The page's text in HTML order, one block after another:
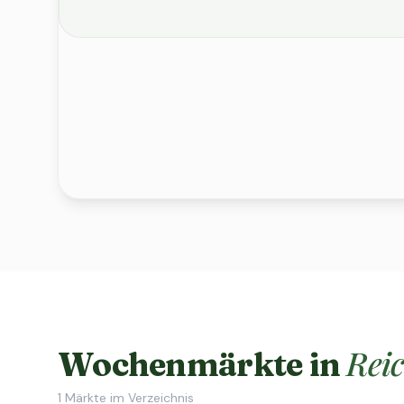
Wochenmärkte in
1 Märkte im Verzeichnis